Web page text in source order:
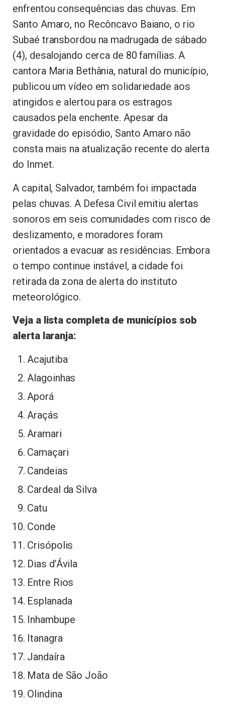
enfrentou consequências das chuvas. Em
Santo Amaro, no Recôncavo Baiano, o rio
Subaé transbordou na madrugada de sábado
(4), desalojando cerca de 80 famílias. A
cantora Maria Bethânia, natural do município,
publicou um vídeo em solidariedade aos
atingidos e alertou para os estragos
causados pela enchente. Apesar da
gravidade do episódio, Santo Amaro não
consta mais na atualização recente do alerta
do Inmet.
A capital, Salvador, também foi impactada
pelas chuvas. A Defesa Civil emitiu alertas
sonoros em seis comunidades com risco de
deslizamento, e moradores foram
orientados a evacuar as residências. Embora
o tempo continue instável, a cidade foi
retirada da zona de alerta do instituto
meteorológico.
Veja a lista completa de municípios sob
alerta laranja:
Acajutiba
Alagoinhas
Aporá
Araçás
Aramari
Camaçari
Candeias
Cardeal da Silva
Catu
Conde
Crisópolis
Dias d’Ávila
Entre Rios
Esplanada
Inhambupe
Itanagra
Jandaíra
Mata de São João
Olindina